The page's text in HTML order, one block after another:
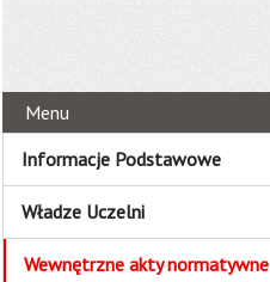
Menu
Informacje Podstawowe
Władze Uczelni
Wewnętrzne akty normatywne